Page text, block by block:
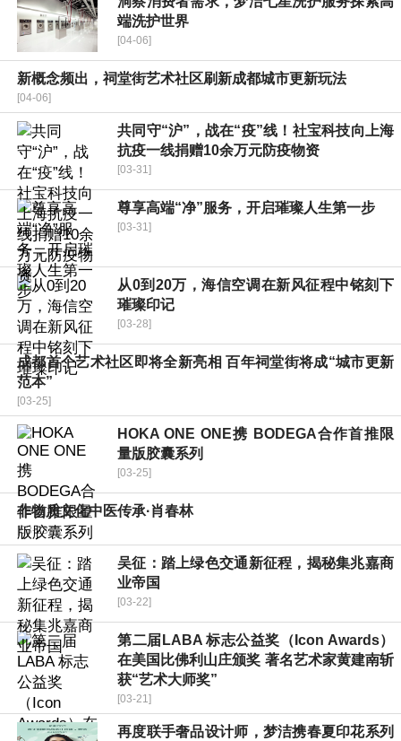
端洗护世界
[04-06]
新概念频出，祠堂街艺术社区刷新成都城市更新玩法
[04-06]
共同守“沪”，战在“疫”线！社宝科技向上海
抗疫一线捐赠10余万元防疫物资
[03-31]
尊享高端“净”服务，开启璀璨人生第一步
[03-31]
从0到20万，海信空调在新风征程中铭刻下
璀璨印记
[03-28]
成都首个艺术社区即将全新亮相 百年祠堂街将成“城市更新
范本”
[03-25]
HOKA ONE ONE携 BODEGA合作首推限
量版胶囊系列
[03-25]
非物质文化中医传承·肖春林
[03-23]
吴征：踏上绿色交通新征程，揭秘集兆嘉商
业帝国
[03-22]
第二届LABA 标志公益奖（Icon Awards）
在美国比佛利山庄颁奖 著名艺术家黄建南斩
获“艺术大师奖”
[03-21]
再度联手奢品设计师，梦洁携春夏印花系列